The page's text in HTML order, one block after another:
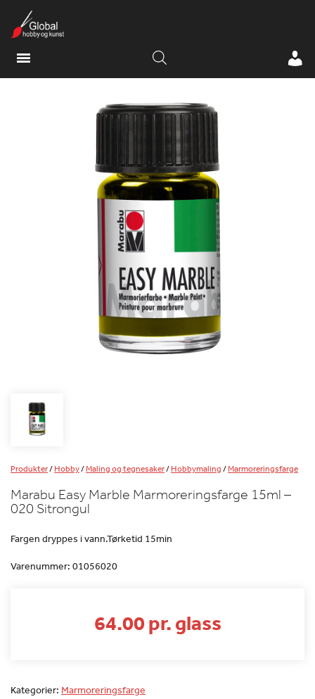
Produkter/Hobby/Maling og tegnesaker/Hobbymaling/Marmoreringsfarge
Marabu Easy Marble Marmoreringsfarge 15ml –
020 Sitrongul
Fargen dryppes i vann.Tørketid 15min
Varenummer: 01056020
64.00 pr. glass
Kategorier: Marmoreringsfarge